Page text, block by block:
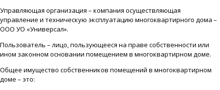
Управляющая организация – компания осуществляющая
управление и техническую эксплуатацию многоквартирного дома –
ООО УО «Универсал».
Пользователь – лицо, пользующееся на праве собственности или
ином законном основании помещением в многоквартирном доме.
Общее имущество собственников помещений в многоквартирном
доме – это: